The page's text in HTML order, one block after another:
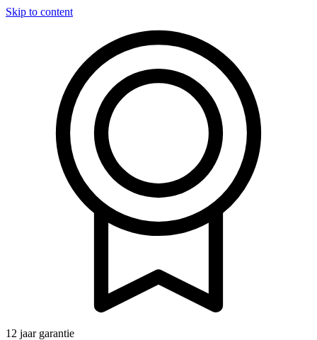
Skip to content
12 jaar garantie